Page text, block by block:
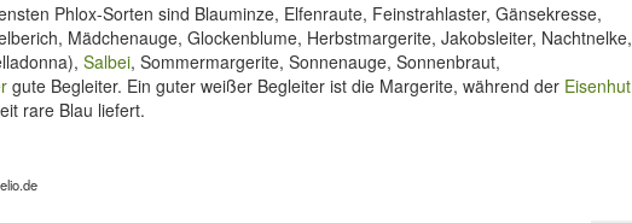
Phlox-Sorten sind Blauminze, Elfenraute, Feinstrahlaster, Gänsekresse,
Mädchenauge, Glockenblume, Herbstmargerite, Jakobsleiter, Nachtnelke,
Salbei, Sommermargerite, Sonnenauge, Sonnenbraut,
gute Begleiter. Ein guter weißer Begleiter ist die Margerite, während der Eisenhut
rare Blau liefert.